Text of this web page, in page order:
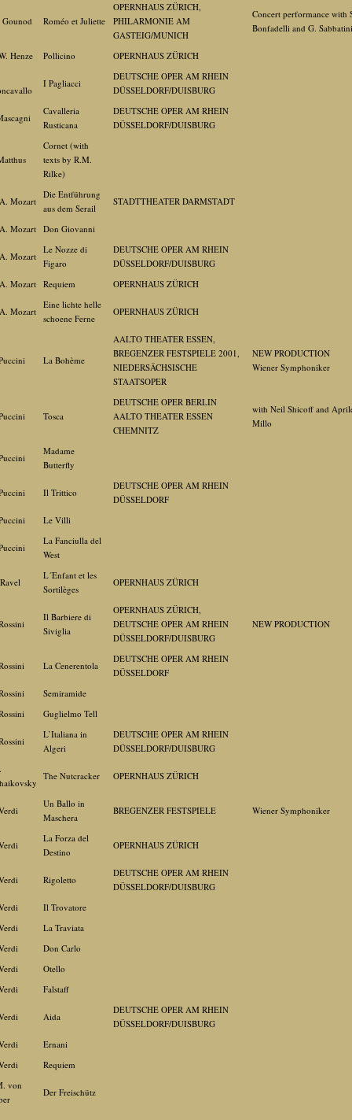
Gounod Roméo et Juliette
OPERNHAUS ZÜRICH,
PHILARMONIE AM
GASTEIG/MUNICH
Concert performance with
Bonfadelli and G. Sabbatini
Henze Pollicino
OPERNHAUS ZÜRICH
I Pagliacci
DEUTSCHE OPER AM RHEIN
DÜSSELDORF/DUISBURG
Cavalleria
Rusticana
DEUTSCHE OPER AM RHEIN
DÜSSELDORF/DUISBURG
Cornet (with
texts by R.M.
Rilke)
Mozart
Die Entführung
aus dem Serail
STADTTHEATER DARMSTADT
Mozart Don Giovanni
Mozart
Le Nozze di
Figaro
DEUTSCHE OPER AM RHEIN
DÜSSELDORF/DUISBURG
Mozart Requiem OPERNHAUS ZÜRICH
Mozart
Eine lichte helle
schoene Ferne
OPERNHAUS ZÜRICH
La Bohème
AALTO THEATER ESSEN,
BREGENZER FESTSPIELE 2001,
NIEDERSÄCHSISCHE
STAATSOPER
NEW PRODUCTION
Wiener Symphoniker
Tosca
DEUTSCHE OPER BERLIN
AALTO THEATER ESSEN
CHEMNITZ
with Neil Shicoff and
Millo
Madame
Butterfly
Il Trittico
DEUTSCHE OPER AM RHEIN
DÜSSELDORF
Le Villi
La Fanciulla del
West
L´Enfant et les
Sortilèges
OPERNHAUS ZÜRICH
Il Barbiere di
Siviglia
OPERNHAUS ZÜRICH,
DEUTSCHE OPER AM RHEIN
DÜSSELDORF/DUISBURG
NEW PRODUCTION
La Cenerentola
DEUTSCHE OPER AM RHEIN
DÜSSELDORF
Semiramide
Guglielmo Tell
L’Italiana in
Algeri
DEUTSCHE OPER AM RHEIN
DÜSSELDORF/DUISBURG
The Nutcracker OPERNHAUS ZÜRICH
Un Ballo in
Maschera
BREGENZER FESTSPIELE Wiener Symphoniker
La Forza del
Destino
OPERNHAUS ZÜRICH
Rigoletto
DEUTSCHE OPER AM RHEIN
DÜSSELDORF/DUISBURG
Il Trovatore
La Traviata
Don Carlo
Otello
Falstaff
Aida
DEUTSCHE OPER AM RHEIN
DÜSSELDORF/DUISBURG
Ernani
Requiem
von
Der Freischütz